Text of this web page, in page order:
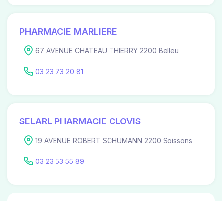
PHARMACIE MARLIERE
67 AVENUE CHATEAU THIERRY 2200 Belleu
03 23 73 20 81
SELARL PHARMACIE CLOVIS
19 AVENUE ROBERT SCHUMANN 2200 Soissons
03 23 53 55 89